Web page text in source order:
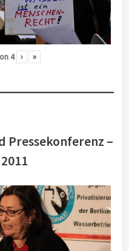
4 › »
Pressekonferenz –